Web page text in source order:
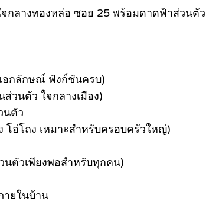
ลางทองหล่อ ซอย 25 พร้อมดาดฟ้าส่วนตั
อกลักษณ์ ฟังก์ชันครบ)
วนตัว ใจกลางเมือง)
นตัว
โอ่โถง เหมาะสำหรับครอบครัวใหญ่)
นตัวเพียงพอสำหรับทุกคน)
ายในบ้าน